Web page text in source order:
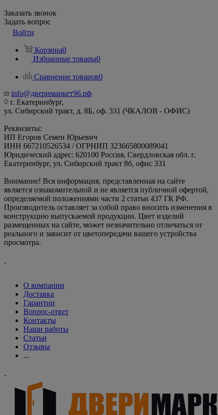
Заказать звонок
Задать вопрос
Войти
Корзина0
Избранные товары0
Сравнение товаров0
info@дверимаркет96.рф
г. Екатеринбург,
ул. Сибирский тракт, д. 8Б, оф. 331 (ЧКАЛОВ - ОФИС)
Реквизиты:
ИП Егоров Семен Юрьевич
ИНН 667210526534 / ОГРНИП 323665800089041
Юридический адрес: 620100 Россия, Свердловская обл. г.
Екатеринбург, ул. Сибирский тракт 8б, офис 331
Внимание! Вся информация, представленная на сайте
является ознакомительной и не является публичной офертой,
определяемой положениями части 2 статьи 437 ГК РФ.
Производитель оставляет за собой право вносить изменения в
конструкцию выпускаемой продукции. Цвет изделий
размещенных на сайте, может незначительно отличаться от
реального и зависит от цветопередачи вашего устройства
просмотра.
О компании
Доставка
Гарантии
Вопрос-ответ
Контакты
Наши работы
Статьи
Отзывы
...